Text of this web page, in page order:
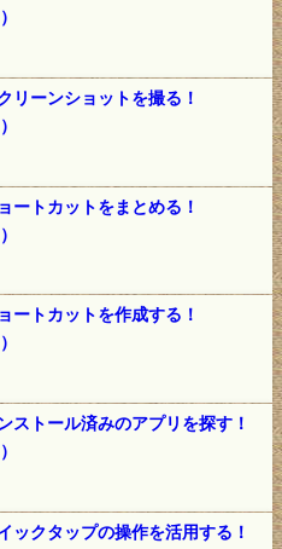
リーンショットを撮る！
ートカットをまとめる！
ートカットを作成する！
ストール済みのアプリを探す！
ックタップの操作を活用する！